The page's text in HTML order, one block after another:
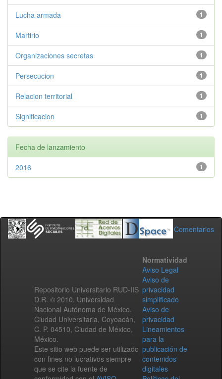
1
Lucha armada
1
Martirio
1
Organizaciones secretas
1
Persecucion
1
Relacion territorial
1
Significacion
Fecha de lanzamiento
1
2016
Comentarios
Repositorio Universitario RUD-IIS
D.R. © 2010. Universidad
Nacional Autónoma de México.
Ciudad Universitaria, Coyoacán,
C. P. 04510, Ciudad de México,
México.
Este sitio web puede ser utilizado
con fines no lucrativos siempre
que se cite la fuente de
Normatividad
Aviso Legal
Aviso de
privacidad
simplificado
Aviso de
privacidad
Lineamientos
para la
publicación de
contenidos
digitales